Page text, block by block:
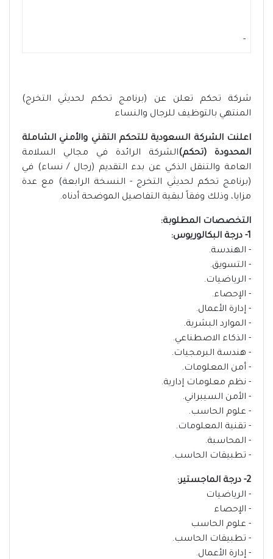
-
شركة تحكم تعلن عن (برنامج تحكم لحديثي التخرج)
المنتهي بالتوظيف للرجال والنساء
اعلنت الشركة السعودية للتحكم التقني والأمني الشاملة
المحدودة (تحكم)الشركة الرائدة في مجالي السلامة
العامة والتنقل الذكي عن بدء التقديم (رجال / نساء) في
(برنامج تحكم لحديثي التخرج - النسخة الرابعة) مع عدة
مزايا، وذلك وفقاً لبقية التفاصيل الموضحة أدناه.
التخصصات المطلوبة:
1- درجة البكالوريوس:
- الهندسة.
- التسويق.
- الرياضيات.
- الإحصاء.
- إدارة الأعمال.
- الموارد البشرية.
- الذكاء الاصطناعي.
- هندسة البرمجيات.
- أمن المعلومات.
- نظم معلومات إدارية.
- الأمن السيبراني.
- علوم الحاسب.
- تقنية المعلومات.
- المحاسبة.
- تطبيقات الحاسب.
2- درجة الماجستير:
- الرياضيات
- الإحصاء
- علوم الحاسب
- تطبيقات الحاسب.
- إدارة الأعمال.